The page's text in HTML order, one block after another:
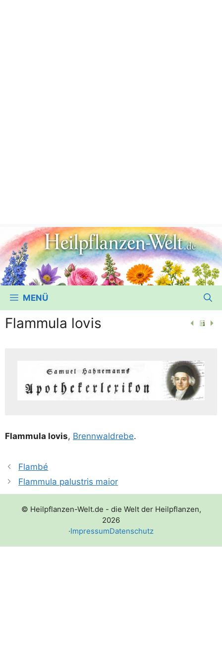
MENÜ
Flammula lovis
Flam­mu­la lovis, Brenn­wald­re­be.
Flambé
Flammula palustris maior
© Heilpflanzen-Welt.de - die Welt der Heilpflanzen,
2026
·ImpressumDatenschutz